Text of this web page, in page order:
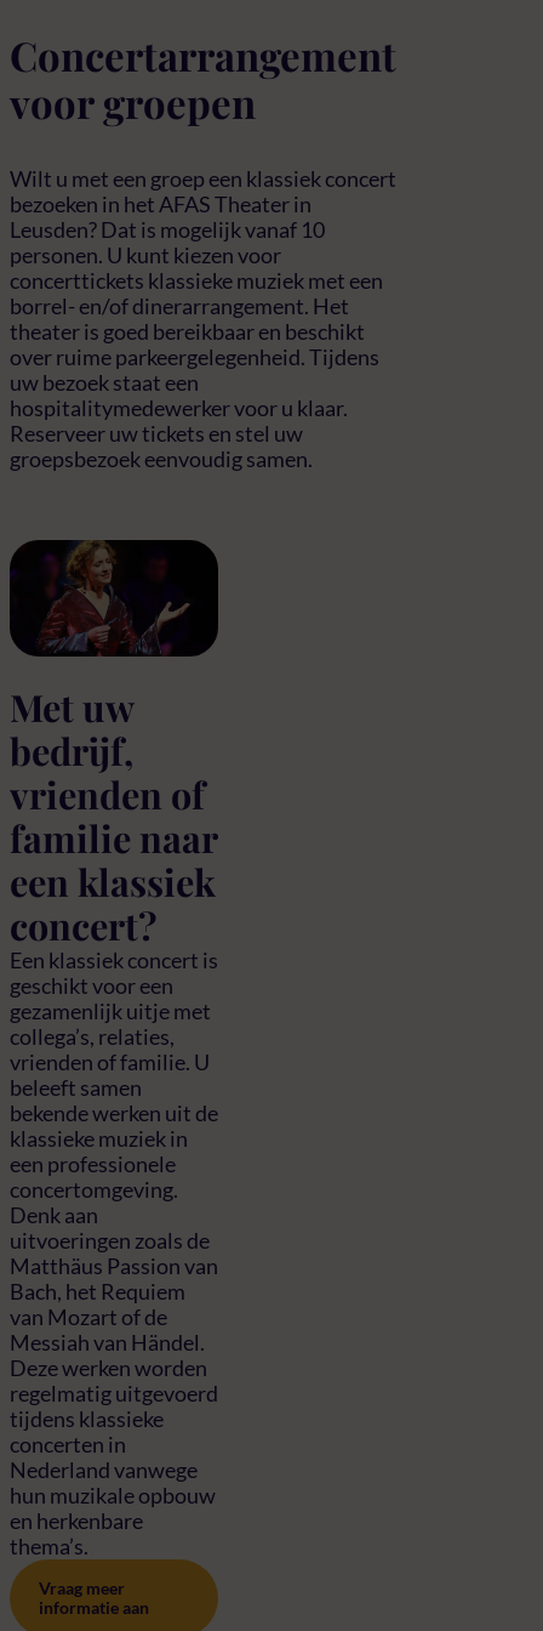
Concertarrangement
voor groepen
Wilt u met een groep een klassiek concert
bezoeken in het AFAS Theater in
Leusden? Dat is mogelijk vanaf 10
personen. U kunt kiezen voor
concerttickets klassieke muziek met een
borrel- en/of dinerarrangement. Het
theater is goed bereikbaar en beschikt
over ruime parkeergelegenheid. Tijdens
uw bezoek staat een
hospitalitymedewerker voor u klaar.
Reserveer uw tickets en stel uw
groepsbezoek eenvoudig samen.
Met uw
bedrijf,
vrienden of
familie naar
een klassiek
concert?
Een klassiek concert is
geschikt voor een
gezamenlijk uitje met
collega’s, relaties,
vrienden of familie. U
beleeft samen
bekende werken uit de
klassieke muziek in
een professionele
concertomgeving.
Denk aan
uitvoeringen zoals de
Matthäus Passion van
Bach, het Requiem
van Mozart of de
Messiah van Händel.
Deze werken worden
regelmatig uitgevoerd
tijdens klassieke
concerten in
Nederland vanwege
hun muzikale opbouw
en herkenbare
thema’s.
Vraag meer
informatie aan